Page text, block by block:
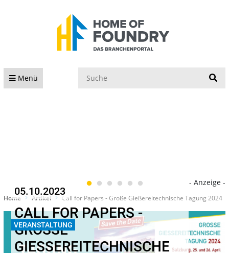
Menü
- Anzeige -
Home Artikel Call for Papers - Große Gießereitechnische Tagung 2024
VERANSTALTUNG
05.10.2023
CALL FOR PAPERS -
GROSSE G
IESSEREITECHNISCHE TA